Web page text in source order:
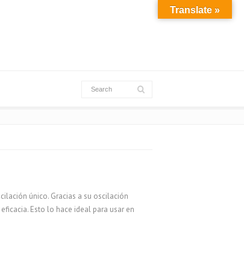
único. Gracias a su oscilación
Esto lo hace ideal para usar en
Translate »